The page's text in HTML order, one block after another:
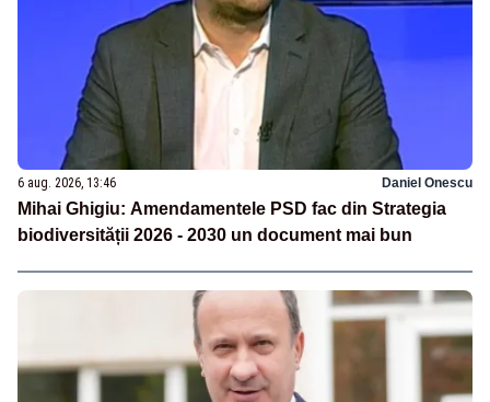
6 aug. 2026, 13:46 Daniel Onescu
Mihai Ghigiu: Amendamentele PSD fac din Strategia
biodiversității 2026 - 2030 un document mai bun